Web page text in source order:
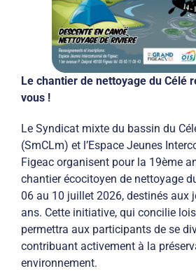
Le chantier de nettoyage du Célé
vous !
Le Syndicat mixte du bassin du
(SmCLm) et l’Espace Jeunes
Figeac organisent pour la 19ème
chantier écocitoyen de nettoyage
06 au 10 juillet 2026, destinés aux
ans. Cette initiative, qui concilie
permettra aux participants de se
contribuant activement à la
environnement.